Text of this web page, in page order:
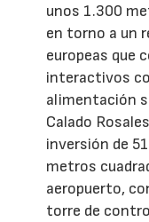
unos 1.300
en torno a un
europeas que
interactivos
alimentación
Calado
inversión de
metros
aeropuerto,
torre de